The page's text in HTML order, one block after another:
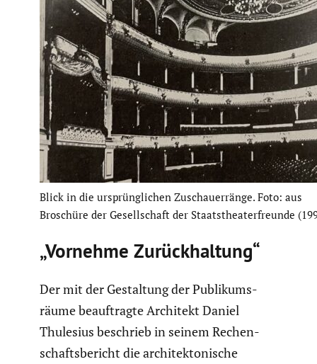
Blick in die ursprüng­li­chen Zuschau­er­ränge. Foto: aus
Broschüre der Gesell­schaft der Staats­thea­ter­freunde
„Vornehme Zurück­hal­tung“
Der mit der Gestal­tung der Publi­kums­
räume beauf­tragte Architekt Daniel
Thulesius beschrieb in seinem Rechen­
schafts­be­richt die archi­tek­to­ni­sche